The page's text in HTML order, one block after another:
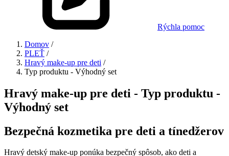
Rýchla pomoc
Domov /
PLEŤ /
Hravý make-up pre deti /
Typ produktu - Výhodný set
Hravý make-up pre deti - Typ produktu -
Výhodný set
Bezpečná kozmetika pre deti a tínedžerov
Hravý detský make-up ponúka bezpečný spôsob, ako deti a